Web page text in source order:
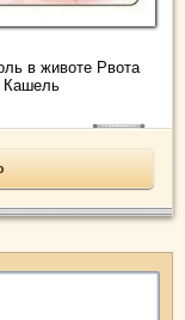
в животе Рвота
Кашель